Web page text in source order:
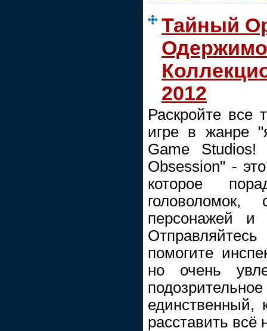
Тайный
2012
Раскройте все
игре в жанре
Game
Obsession" -
которое
головоломок,
персонажей и
помогите
но очень
единственный,
расставить всё